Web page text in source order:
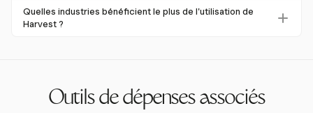
améliorent la précision, aidant les entreprises à réduire le
temps de rapprochement et à améliorer les prévisions
Oui, le support multi-devises de Harvest et son intégration
avec des systèmes comptables mondiaux le rendent
Quelles industries bénéficient le plus de l'utilisation de
Harvest ?
fonctionnalités complètes et des intégrations de Harvest.
Outils de dépenses associés